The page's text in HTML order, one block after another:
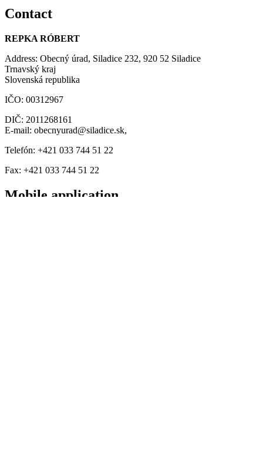
Contact
REPKA RÓBERT
Address: Obecný úrad, Siladice 232, 920 52 Siladice
Trnavský kraj
Slovenská republika
IČO: 00312967
DIČ: 2011268161
E-mail: obecnyurad@siladice.sk,
Telefón: +421 033 744 51 22
Fax: +421 033 744 51 22
Mobile application